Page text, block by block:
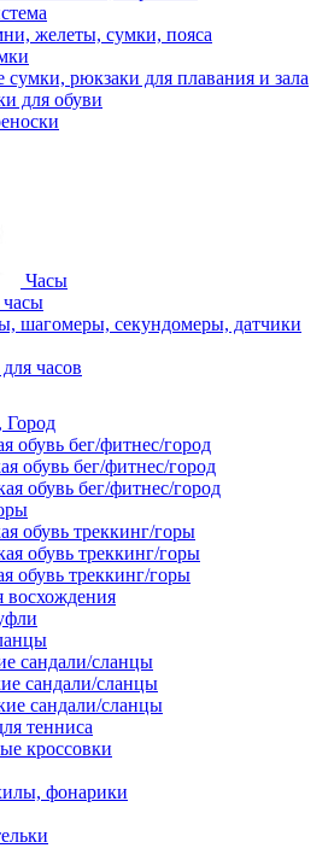
желеты, сумки, пояса
рюкзаки для плавания и зала
для обуви
Часы
шагомеры, секундомеры, датчики
часов
Город
обувь бег/фитнес/город
обувь бег/фитнес/город
обувь бег/фитнес/город
обувь треккинг/горы
обувь треккинг/горы
обувь треккинг/горы
восхождения
сандали/сланцы
сандали/сланцы
сандали/сланцы
тенниса
кроссовки
фонарики